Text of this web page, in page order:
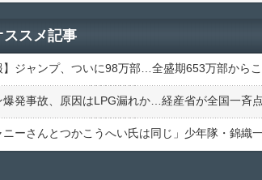
ススメ記事
】ジャンプ、ついに98万部…全盛期653万部から
爆発事故、原因はLPG漏れか…経産省が全国一斉
ニーさんとつかこうへい氏は同じ」少年隊・錦